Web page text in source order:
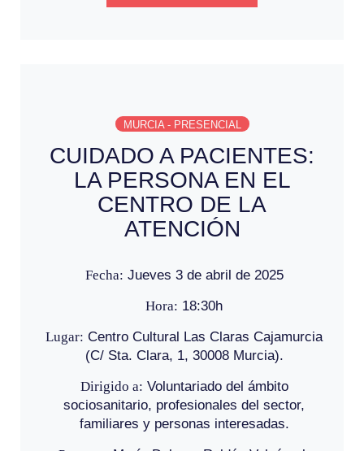
MURCIA - PRESENCIAL
CUIDADO A PACIENTES:
LA PERSONA EN EL
CENTRO DE LA
ATENCIÓN
Fecha: Jueves 3 de abril de 2025
Hora: 18:30h
Lugar: Centro Cultural Las Claras Cajamurcia
(C/ Sta. Clara, 1, 30008 Murcia).
Dirigido a: Voluntariado del ámbito
sociosanitario, profesionales del sector,
familiares y personas interesadas.